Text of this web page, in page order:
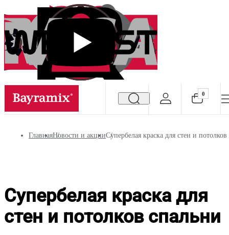
0
Посмотреть все результаты
ГлавнаяНовости и акцииСупербелая краска для стен и
Супербелая краска для
стен и потолков спальни